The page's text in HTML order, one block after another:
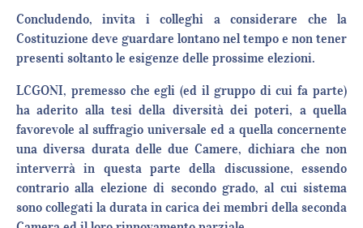
Concludendo, invita i colleghi a considerare che la
Costituzione deve guardare lontano nel tempo e non tener
presenti soltanto le esigenze delle prossime elezioni.
LCGONI, premesso che egli (ed il gruppo di cui fa parte)
ha aderito alla tesi della diversità dei poteri, a quella
favorevole al suffragio universale ed a quella concernente
una diversa durata delle due Camere, dichiara che non
interverrà in questa parte della discussione, essendo
contrario alla elezione di secondo grado, al cui sistema
sono collegati la durata in carica dei membri della seconda